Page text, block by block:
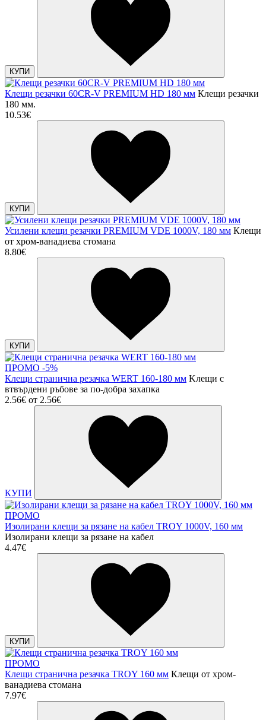
КУПИ
Клещи резачки 60CR-V PREMIUM HD 180 мм Клещи резачки
180 мм.
10.53€
КУПИ
Усилени клещи резачки PREMIUM VDE 1000V, 180 мм Клещи
от хром-ванадиева стомана
8.80€
КУПИ
ПРОМО -5%
Клещи странична резачка WERT 160-180 мм Kлещи с
втвърдени ръбове за по-добра захапка
2.56€ от 2.56€
КУПИ
ПРОМО
Изолирани клещи за рязане на кабел TROY 1000V, 160 мм
Изолирани клещи за рязане на кабел
4.47€
КУПИ
ПРОМО
Клещи странична резачка TROY 160 мм Клещи от хром-
ванадиева стомана
7.97€